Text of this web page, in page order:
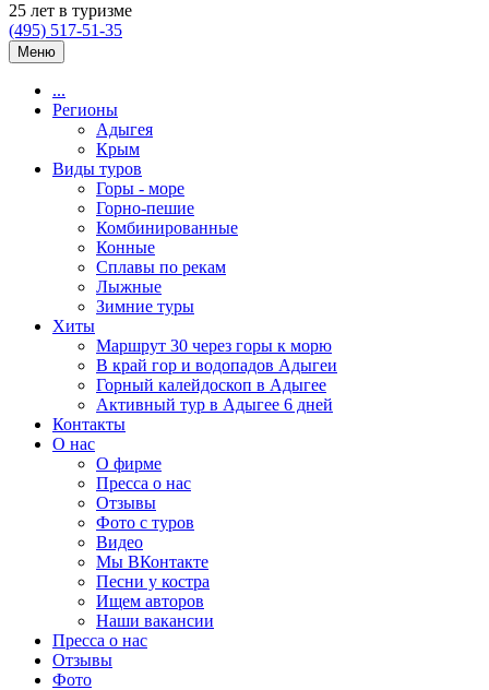
25 лет в туризме
(495) 517-51-35
Меню
...
Регионы
Адыгея
Крым
Виды туров
Горы - море
Горно-пешие
Комбинированные
Конные
Сплавы по рекам
Лыжные
Зимние туры
Хиты
Маршрут 30 через горы к морю
В край гор и водопадов Адыгеи
Горный калейдоскоп в Адыгее
Активный тур в Адыгее 6 дней
Контакты
О нас
О фирме
Пресса о нас
Отзывы
Фото с туров
Видео
Мы ВКонтакте
Песни у костра
Ищем авторов
Наши вакансии
Пресса о нас
Отзывы
Фото